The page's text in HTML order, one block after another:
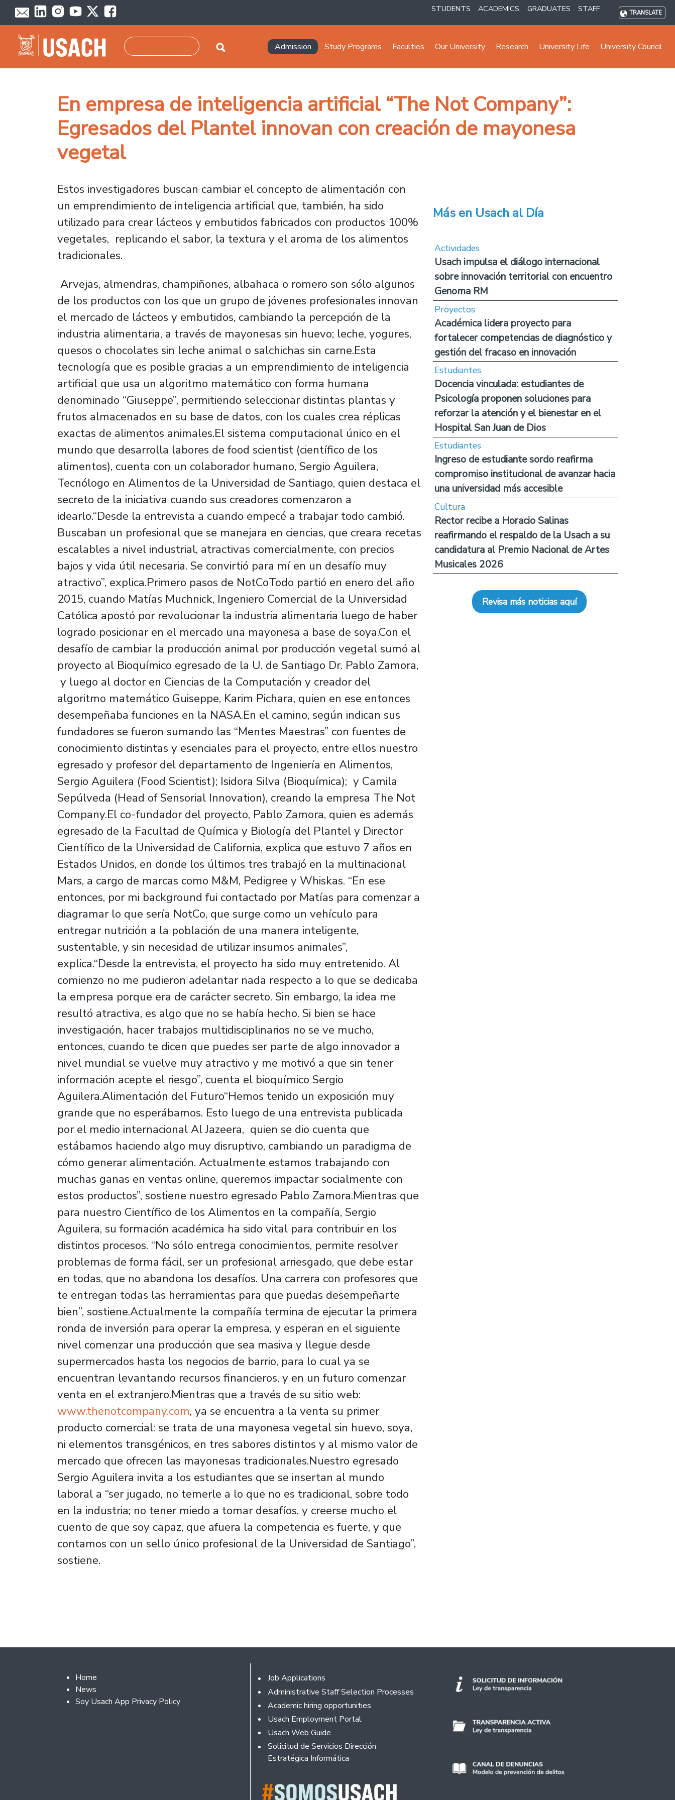
Skip to main content STUDENTS ACADEMICS GRADUATES STAFF TRANSLATE
Navegación principal
Admission Study Programs Faculties Our University Research University Life University Council
En empresa de inteligencia artificial “The Not Company”:
Egresados del Plantel innovan con creación de mayonesa
vegetal
Estos investigadores buscan cambiar el concepto de alimentación con
un emprendimiento de inteligencia artificial que, también, ha sido
utilizado para crear lácteos y embutidos fabricados con productos 100%
vegetales, replicando el sabor, la textura y el aroma de los alimentos
tradicionales.
Arvejas, almendras, champiñones, albahaca o romero son sólo algunos
de los productos con los que un grupo de jóvenes profesionales innovan
el mercado de lácteos y embutidos, cambiando la percepción de la
industria alimentaria, a través de mayonesas sin huevo; leche, yogures,
quesos o chocolates sin leche animal o salchichas sin carne.Esta
tecnología que es posible gracias a un emprendimiento de inteligencia
artificial que usa un algoritmo matemático con forma humana
denominado “Giuseppe”, permitiendo seleccionar distintas plantas y
frutos almacenados en su base de datos, con los cuales crea réplicas
exactas de alimentos animales.El sistema computacional único en el
mundo que desarrolla labores de food scientist (científico de los
alimentos), cuenta con un colaborador humano, Sergio Aguilera,
Tecnólogo en Alimentos de la Universidad de Santiago, quien destaca el
secreto de la iniciativa cuando sus creadores comenzaron a
idearlo.“Desde la entrevista a cuando empecé a trabajar todo cambió.
Buscaban un profesional que se manejara en ciencias, que creara recetas
escalables a nivel industrial, atractivas comercialmente, con precios
bajos y vida útil necesaria. Se convirtió para mí en un desafío muy
atractivo”, explica.Primero pasos de NotCoTodo partió en enero del año
2015, cuando Matías Muchnick, Ingeniero Comercial de la Universidad
Católica apostó por revolucionar la industria alimentaria luego de haber
logrado posicionar en el mercado una mayonesa a base de soya.Con el
desafío de cambiar la producción animal por producción vegetal sumó al
proyecto al Bioquímico egresado de la U. de Santiago Dr. Pablo Zamora,
y luego al doctor en Ciencias de la Computación y creador del
algoritmo matemático Guiseppe, Karim Pichara, quien en ese entonces
desempeñaba funciones en la NASA.En el camino, según indican sus
fundadores se fueron sumando las “Mentes Maestras” con fuentes de
conocimiento distintas y esenciales para el proyecto, entre ellos nuestro
egresado y profesor del departamento de Ingeniería en Alimentos,
Sergio Aguilera (Food Scientist); Isidora Silva (Bioquímica); y Camila
Sepúlveda (Head of Sensorial Innovation), creando la empresa The Not
Company.El co-fundador del proyecto, Pablo Zamora, quien es además
egresado de la Facultad de Química y Biología del Plantel y Director
Científico de la Universidad de California, explica que estuvo 7 años en
Estados Unidos, en donde los últimos tres trabajó en la multinacional
Mars, a cargo de marcas como M&M, Pedigree y Whiskas. “En ese
entonces, por mi background fui contactado por Matías para comenzar a
diagramar lo que sería NotCo, que surge como un vehículo para
entregar nutrición a la población de una manera inteligente,
sustentable, y sin necesidad de utilizar insumos animales”,
explica.“Desde la entrevista, el proyecto ha sido muy entretenido. Al
comienzo no me pudieron adelantar nada respecto a lo que se dedicaba
la empresa porque era de carácter secreto. Sin embargo, la idea me
resultó atractiva, es algo que no se había hecho. Si bien se hace
investigación, hacer trabajos multidisciplinarios no se ve mucho,
entonces, cuando te dicen que puedes ser parte de algo innovador a
nivel mundial se vuelve muy atractivo y me motivó a que sin tener
información acepte el riesgo”, cuenta el bioquímico Sergio
Aguilera.Alimentación del Futuro“Hemos tenido un exposición muy
grande que no esperábamos. Esto luego de una entrevista publicada
por el medio internacional Al Jazeera, quien se dio cuenta que
estábamos haciendo algo muy disruptivo, cambiando un paradigma de
cómo generar alimentación. Actualmente estamos trabajando con
muchas ganas en ventas online, queremos impactar socialmente con
estos productos”, sostiene nuestro egresado Pablo Zamora.Mientras que
para nuestro Científico de los Alimentos en la compañía, Sergio
Aguilera, su formación académica ha sido vital para contribuir en los
distintos procesos. “No sólo entrega conocimientos, permite resolver
problemas de forma fácil, ser un profesional arriesgado, que debe estar
en todas, que no abandona los desafíos. Una carrera con profesores que
te entregan todas las herramientas para que puedas desempeñarte
bien”, sostiene.Actualmente la compañía termina de ejecutar la primera
ronda de inversión para operar la empresa, y esperan en el siguiente
nivel comenzar una producción que sea masiva y llegue desde
supermercados hasta los negocios de barrio, para lo cual ya se
encuentran levantando recursos financieros, y en un futuro comenzar
venta en el extranjero.Mientras que a través de su sitio web:
www.thenotcompany.com, ya se encuentra a la venta su primer
producto comercial: se trata de una mayonesa vegetal sin huevo, soya,
ni elementos transgénicos, en tres sabores distintos y al mismo valor de
mercado que ofrecen las mayonesas tradicionales.Nuestro egresado
Sergio Aguilera invita a los estudiantes que se insertan al mundo
laboral a “ser jugado, no temerle a lo que no es tradicional, sobre todo
en la industria; no tener miedo a tomar desafíos, y creerse mucho el
cuento de que soy capaz, que afuera la competencia es fuerte, y que
contamos con un sello único profesional de la Universidad de Santiago”,
sostiene.
Más en Usach al Día
Actividades
Usach impulsa el diálogo internacional
sobre innovación territorial con encuentro
Genoma RM
Proyectos
Académica lidera proyecto para
fortalecer competencias de diagnóstico y
gestión del fracaso en innovación
Estudiantes
Docencia vinculada: estudiantes de
Psicología proponen soluciones para
reforzar la atención y el bienestar en el
Hospital San Juan de Dios
Estudiantes
Ingreso de estudiante sordo reafirma
compromiso institucional de avanzar hacia
una universidad más accesible
Cultura
Rector recibe a Horacio Salinas
reafirmando el respaldo de la Usach a su
candidatura al Premio Nacional de Artes
Musicales 2026
Revisa más noticias aquí
Footer 2
Home
News
Soy Usach App Privacy Policy
Footer
Job Applications
Administrative Staff Selection Processes
Academic hiring opportunities
Usach Employment Portal
Usach Web Guide
Solicitud de Servicios Dirección
Estratégica Informática